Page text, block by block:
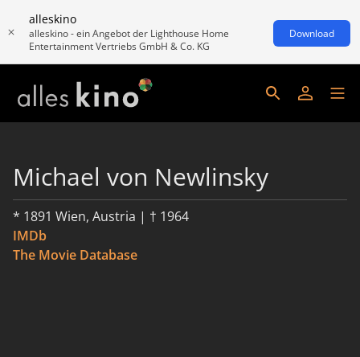
alleskino
alleskino - ein Angebot der Lighthouse Home
Entertainment Vertriebs GmbH & Co. KG
Download
Michael von Newlinsky
* 1891 Wien, Austria | † 1964
IMDb
The Movie Database